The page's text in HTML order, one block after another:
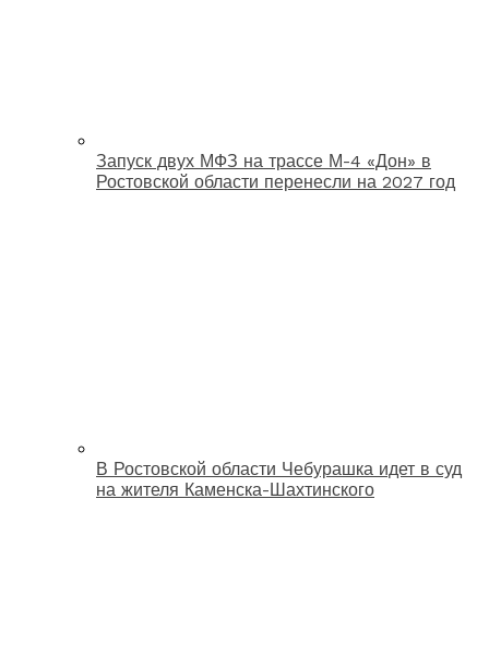
Запуск двух МФЗ на трассе М-4 «Дон» в
Ростовской области перенесли на 2027 год
В Ростовской области Чебурашка идет в суд
на жителя Каменска-Шахтинского